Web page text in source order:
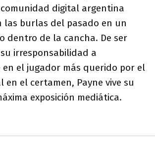
digital argentina
burlas del pasado en un
dentro de la cancha. De ser
irresponsabilidad a
el jugador más querido por el
en el certamen, Payne vive su
exposición mediática.